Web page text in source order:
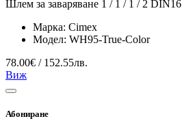
Шлем за заваряване 1 / 1 / 1 / 2 DIN16
Марка: Cimex
Модел: WH95-True-Color
78.00€ / 152.55лв.
Виж
Абониране